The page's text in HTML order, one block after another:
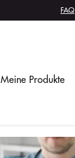
FAQ
Meine Produkte